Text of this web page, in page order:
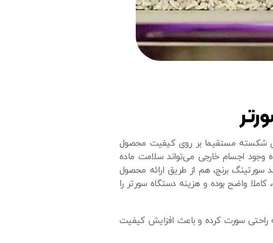
شکسته مستقیما بر روی کیفیت محصول
اجسام خارجی می‌تواند سلامت ماده
سورتینگ برنج، هم از طریق ارائه محصول
واضح بوده و هزینه دستگاه سورتر را
راحتی سورت کرده و باعث افزایش کیفیت